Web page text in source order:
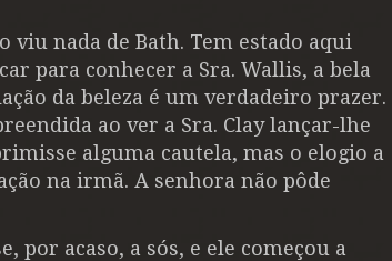
nada de Bath. Tem estado aqui
para conhecer a Sra. Wallis, a bela
da beleza é um verdadeiro prazer.
ao ver a Sra. Clay lançar-lhe
alguma cautela, mas o elogio a
na irmã. A senhora não pôde
por acaso, a sós, e ele começou a